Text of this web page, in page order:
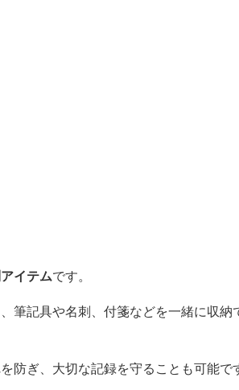
イテムです。
筆記具や名刺、付箋などを一緒に収納
防ぎ、大切な記録を守ることも可能で